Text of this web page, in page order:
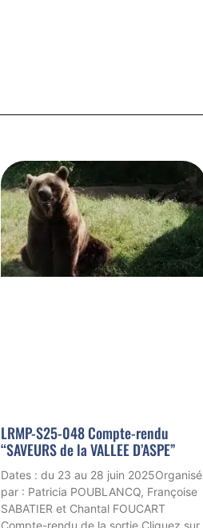
LRMP-S25-048 Compte-rendu
“SAVEURS de la VALLEE D’ASPE”
Dates : du 23 au 28 juin 2025Organisé
par : Patricia POUBLANCQ, Françoise
SABATIER et Chantal FOUCART
Compte-rendu de la sortie Cliquez sur